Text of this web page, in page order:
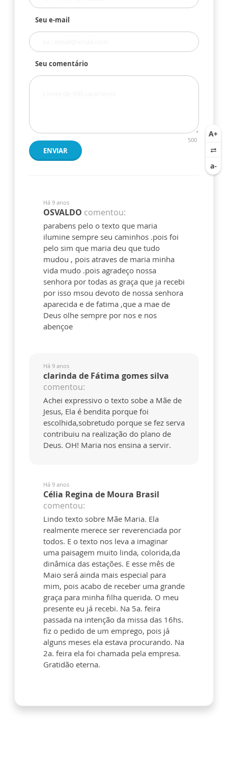
Seu e-mail
Seu comentário
500
ENVIAR
Há 9 anos
OSVALDO comentou:
parabens pelo o texto que maria
ilumine sempre seu caminhos .pois foi
pelo sim que maria deu que tudo
mudou , pois atraves de maria minha
vida mudo .pois agradeço nossa
senhora por todas as graça que ja recebi
por isso msou devoto de nossa senhora
aparecida e de fatima ,que a mae de
Deus olhe sempre por nos e nos
abençoe
Há 9 anos
clarinda de Fátima gomes silva
comentou:
Achei expressivo o texto sobe a Mãe de
Jesus, Ela é bendita porque foi
escolhida,sobretudo porque se fez serva
contribuiu na realização do plano de
Deus. OH! Maria nos ensina a servir.
Há 9 anos
Célia Regina de Moura Brasil
comentou:
Lindo texto sobre Mãe Maria. Ela
realmente merece ser reverenciada por
todos. E o texto nos leva a imaginar
uma paisagem muito linda, colorida,da
dinâmica das estações. E esse mês de
Maio será ainda mais especial para
mim, pois acabo de receber uma grande
graça para minha filha querida. O meu
presente eu já recebi. Na 5a. feira
passada na intenção da missa das 16hs.
fiz o pedido de um emprego, pois já
alguns meses ela estava procurando. Na
2a. feira ela foi chamada pela empresa.
Gratidão eterna.